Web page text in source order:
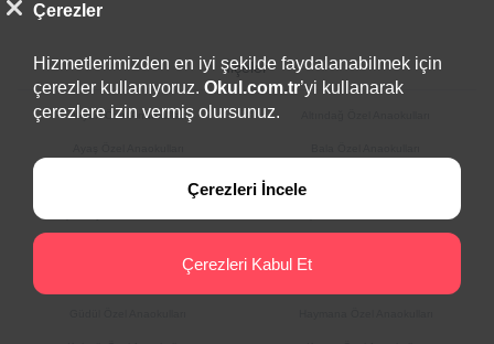
İlçeler
Akyurt Özel Anaokulları
Beypazarı Özel Anaokulları Çamlıdere Özel Anaokulları
Çerezler
Hizmetlerimizden en iyi şekilde faydalanabilmek için
çerezler kullanıyoruz. Okul.com.tr’yi kullanarak
çerezlere izin vermiş olursunuz.
Çerezleri İncele
Çerezleri Kabul Et